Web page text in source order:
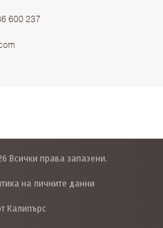
600 237
Всички права запазени.
на личните данни
Калипърс